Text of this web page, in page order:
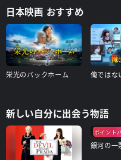
日本映画 おすすめ
栄光のバックホーム 俺ではな
新しい自分に出会う物語
ポイント
銀河の一